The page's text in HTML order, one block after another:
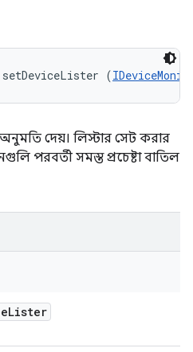
(
দেয়। লিস্টার সেট করার
পরবর্তী সমস্ত প্রচেষ্টা বাতিল
Lister